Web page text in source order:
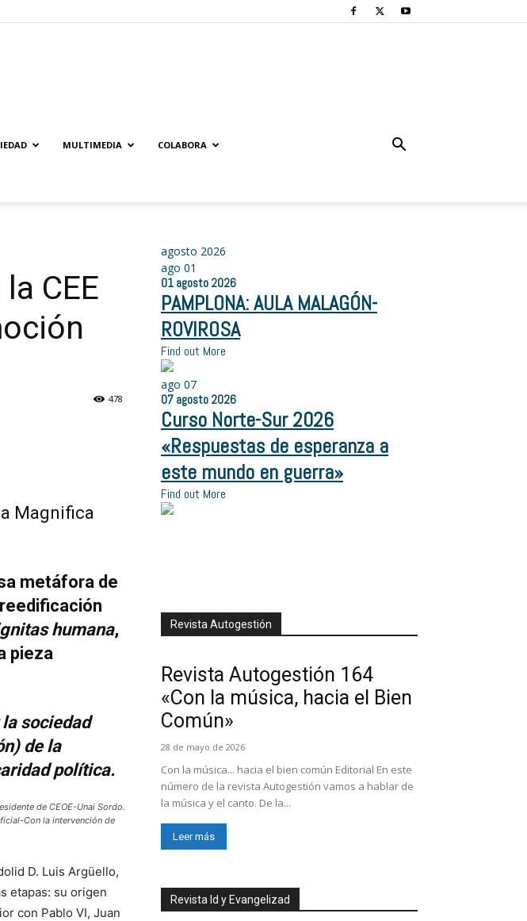
MULTIMEDIA COLABORA
CEE
478
Magnifica
metáfora de
humana,
pieza
sociedad
de la
política.
de CEOE-Unai Sordo.
Con la intervención de
D. Luis Argüello,
etapas: su origen
con Pablo VI, Juan
agosto 2026
ago 01
01 agosto 2026
PAMPLONA: AULA MALAGÓN-
ROVIROSA
Find out More
ago 07
07 agosto 2026
Curso Norte-Sur 2026
«Respuestas de esperanza a
este mundo en guerra»
Find out More
Revista Autogestión
Revista Autogestión 164
«Con la música, hacia el Bien
Común»
28 de mayo de 2026
Con la música... hacia el bien común Editorial En este
número de la revista Autogestión vamos a hablar de
la música y el canto. De la...
Leer más
Revista Id y Evangelizad